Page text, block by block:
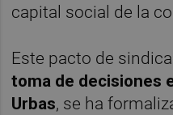
capital social de la
Este pacto de
toma de decisiones
Urbas, se ha